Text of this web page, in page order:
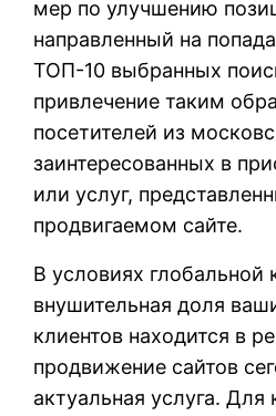
мер по улучшению
направленный на
ТОП-10 выбранных
привлечение таким
посетителей из
заинтересованных в
или услуг,
продвигаемом сайте.
В условиях глобальной
внушительная доля
клиентов находится в
продвижение сайтов
актуальная услуга.